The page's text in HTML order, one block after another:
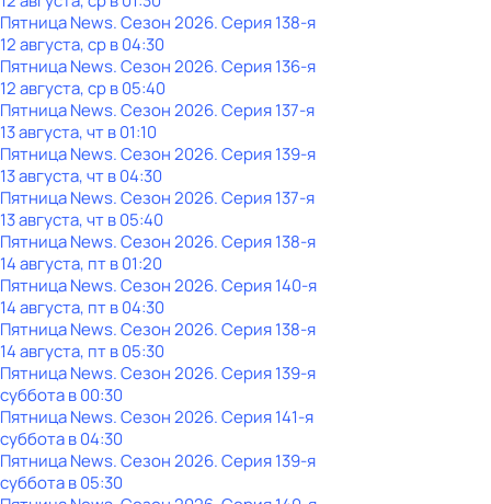
Пятница News. Сезон 2026. Серия 138-я
12 августа, ср в 04:30
Пятница News. Сезон 2026. Серия 136-я
12 августа, ср в 05:40
Пятница News. Сезон 2026. Серия 137-я
13 августа, чт в 01:10
Пятница News. Сезон 2026. Серия 139-я
13 августа, чт в 04:30
Пятница News. Сезон 2026. Серия 137-я
13 августа, чт в 05:40
Пятница News. Сезон 2026. Серия 138-я
14 августа, пт в 01:20
Пятница News. Сезон 2026. Серия 140-я
14 августа, пт в 04:30
Пятница News. Сезон 2026. Серия 138-я
14 августа, пт в 05:30
Пятница News. Сезон 2026. Серия 139-я
субботав00:30
Пятница News. Сезон 2026. Серия 141-я
субботав04:30
Пятница News. Сезон 2026. Серия 139-я
субботав05:30